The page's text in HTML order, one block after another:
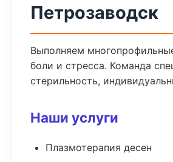
Петрозаводск
Выполняем
боли и стресса. Команда
стерильность,
Наши услуги
Плазмотерапия десен